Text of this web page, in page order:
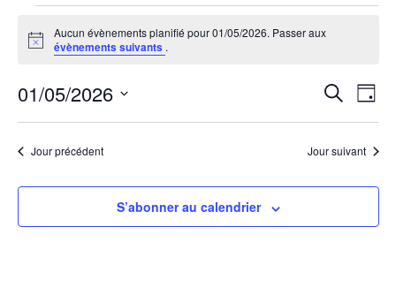
for
Notice
Aucun évènements planifié pour 01/05/2026. Passer aux
évènements suivants .
et
de
Jour
01/05/2026
Sélectionnez
uneJour précédent Jour suivant
S’abonner au calendrier